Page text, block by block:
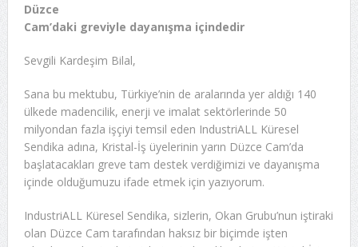
Düzce
Cam’daki greviyle dayanışma içindedir
Sevgili Kardeşim Bilal,
Sana bu mektubu, Türkiye’nin de aralarında yer aldığı 140
ülkede madencilik, enerji ve imalat sektörlerinde 50
milyondan fazla işçiyi temsil eden IndustriALL Küresel
Sendika adına, Kristal-İş üyelerinin yarın Düzce Cam’da
başlatacakları greve tam destek verdiğimizi ve dayanışma
içinde olduğumuzu ifade etmek için yazıyorum.
IndustriALL Küresel Sendika, sizlerin, Okan Grubu’nun iştiraki
olan Düzce Cam tarafından haksız bir biçimde işten